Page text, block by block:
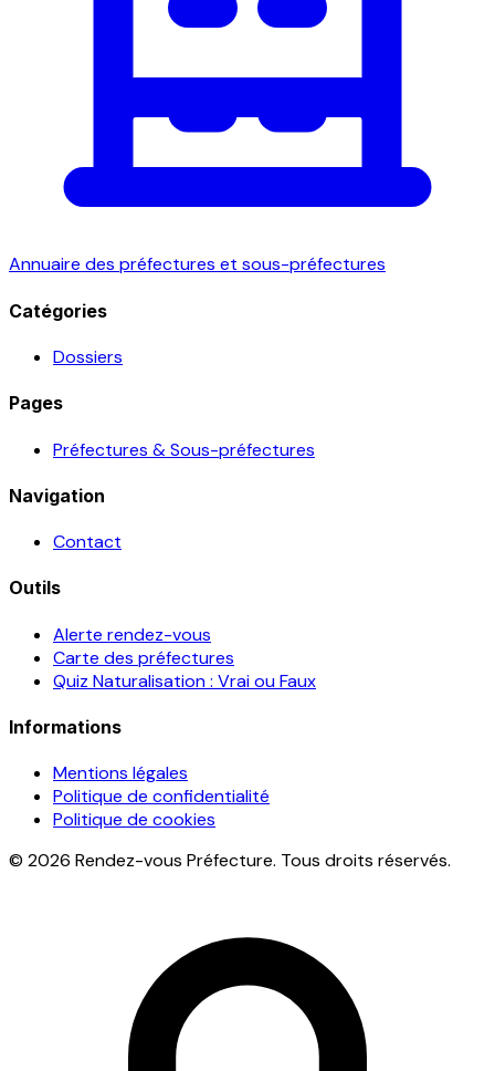
Annuaire des préfectures et sous-préfectures
Catégories
Dossiers
Pages
Préfectures & Sous-préfectures
Navigation
Contact
Outils
Alerte rendez-vous
Carte des préfectures
Quiz Naturalisation : Vrai ou Faux
Informations
Mentions légales
Politique de confidentialité
Politique de cookies
© 2026 Rendez-vous Préfecture. Tous droits réservés.